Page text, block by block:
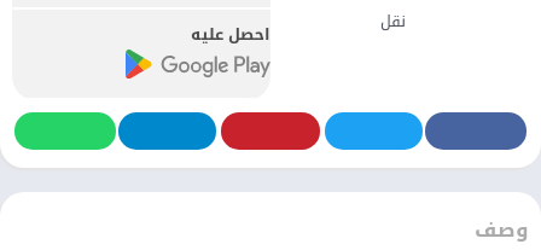
نقل
احصل عليه
وصف